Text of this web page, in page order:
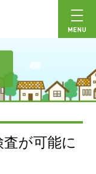
が可能に